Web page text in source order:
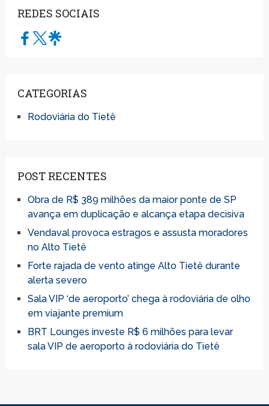
REDES SOCIAIS
CATEGORIAS
Rodoviária do Tietê
POST RECENTES
Obra de R$ 389 milhões da maior ponte de SP
avança em duplicação e alcança etapa decisiva
Vendaval provoca estragos e assusta moradores
no Alto Tietê
Forte rajada de vento atinge Alto Tietê durante
alerta severo
Sala VIP ‘de aeroporto’ chega à rodoviária de olho
em viajante premium
BRT Lounges investe R$ 6 milhões para levar
sala VIP de aeroporto à rodoviária do Tietê